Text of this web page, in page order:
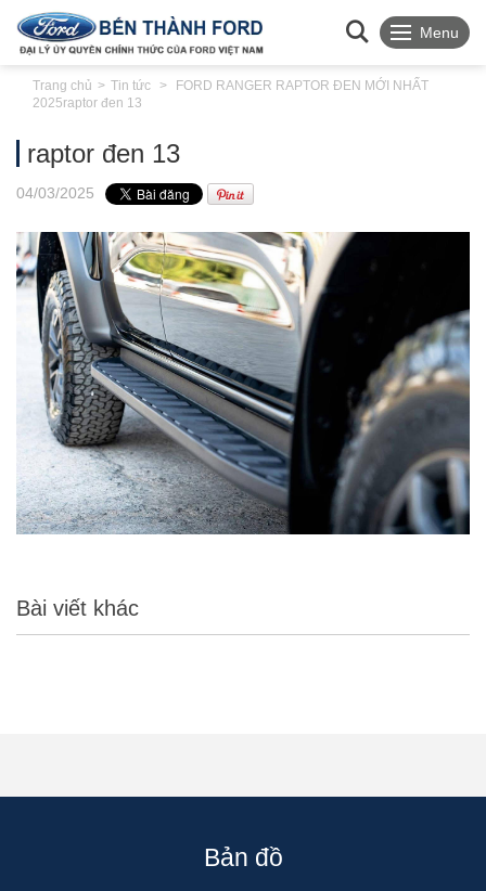
Menu
Trang chủ Tin tức
FORD RANGER RAPTOR ĐEN MỚI NHẤT
2025raptor đen 13
raptor đen 13
04/03/2025
Bài viết khác
Bản đồ